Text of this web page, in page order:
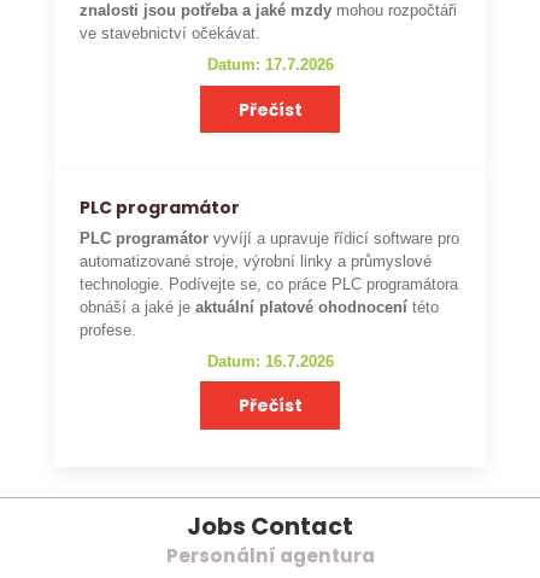
znalosti jsou potřeba a jaké mzdy mohou rozpočtáři
ve stavebnictví očekávat.
Datum: 17.7.2026
Přečíst
PLC programátor
PLC programátor vyvíjí a upravuje řídicí software pro
automatizované stroje, výrobní linky a průmyslové
technologie. Podívejte se, co práce PLC programátora
obnáší a jaké je aktuální platové ohodnocení této
profese.
Datum: 16.7.2026
Přečíst
Jobs Contact
Personální agentura